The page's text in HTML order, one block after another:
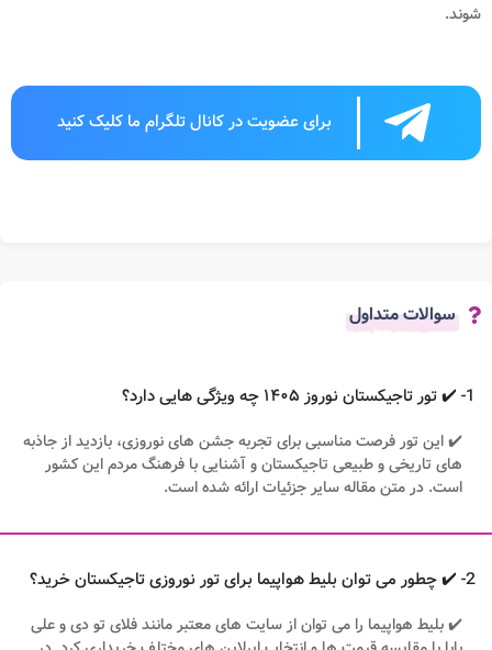
شوند.
برای عضویت در کانال تلگرام ما کلیک کنید
سوالات متداول
1- ✔️ تور تاجیکستان نوروز ۱۴۰۵ چه ویژگی هایی دارد؟
✔️ این تور فرصت مناسبی برای تجربه جشن های نوروزی، بازدید از جاذبه
های تاریخی و طبیعی تاجیکستان و آشنایی با فرهنگ مردم این کشور
است. در متن مقاله سایر جزئیات ارائه شده است.
2- ✔️ چطور می توان بلیط هواپیما برای تور نوروزی تاجیکستان خرید؟
✔️ بلیط هواپیما را می توان از سایت های معتبر مانند فلای تو دی و علی